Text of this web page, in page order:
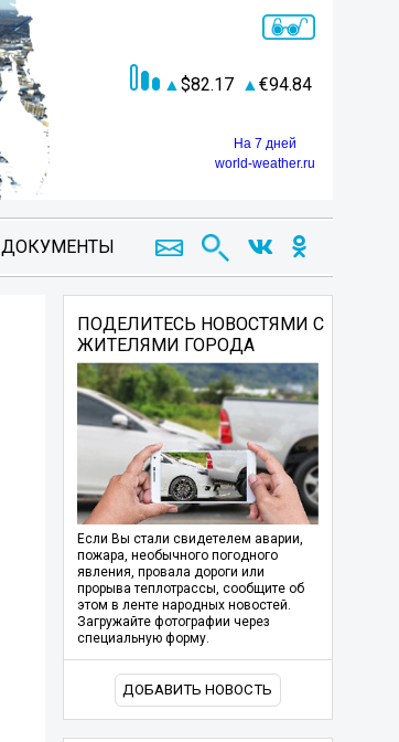
82.17 94.84
На 7 дней
world-weather.ru
ДОКУМЕНТЫ
ПОДЕЛИТЕСЬ НОВОСТЯМИ С
ЖИТЕЛЯМИ ГОРОДА
Если Вы стали свидетелем аварии,
пожара, необычного погодного
явления, провала дороги или
прорыва теплотрассы, сообщите об
этом в ленте народных новостей.
Загружайте фотографии через
специальную форму.
ДОБАВИТЬ НОВОСТЬ